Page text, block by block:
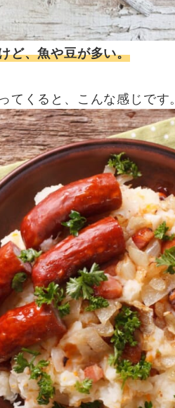
ど、魚や豆が多い。
くると、こんな感じです。